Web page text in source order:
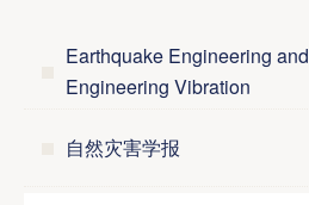
Earthquake Engineering and
Engineering Vibration
自然灾害学报